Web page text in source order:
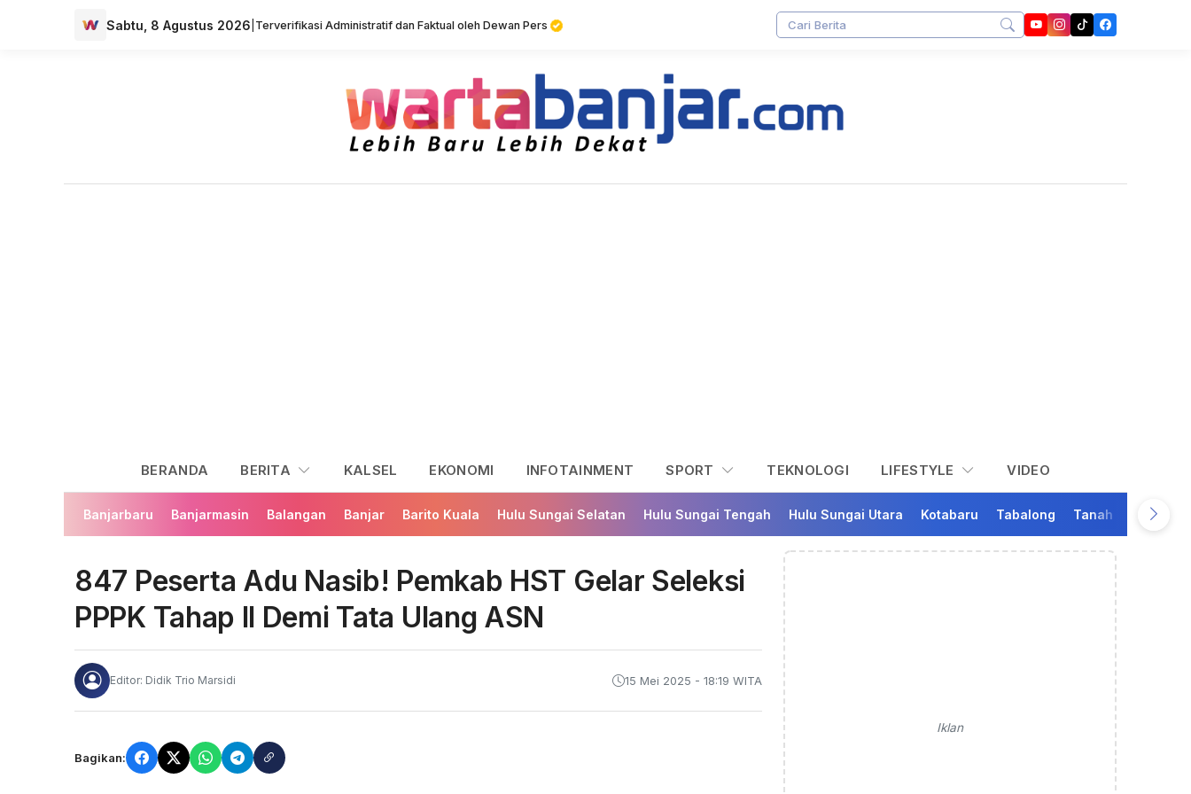
Sabtu, 8 Agustus 2026 Terverifikasi Administratif dan Faktual oleh Dewan Pers
BERANDA BERITA KALSEL EKONOMI INFOTAINMENT SPORT TEKNOLOGI LIFESTYLE VIDEO
Banjarbaru Banjarmasin Balangan Banjar Barito Kuala Hulu Sungai Selatan Hulu Sungai Tengah Hulu Sungai Utara Kotabaru Tabalong Tanah Bumbu
847 Peserta Adu Nasib! Pemkab HST Gelar Seleksi
PPPK Tahap II Demi Tata Ulang ASN
Editor: Didik Trio Marsidi 15 Mei 2025 - 18:19 WITA
Bagikan:
Iklan